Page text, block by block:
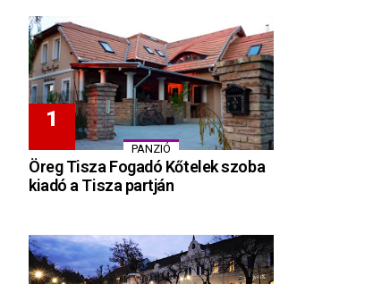
PANZIÓ
Öreg Tisza Fogadó Kőtelek szoba
kiadó a Tisza partján